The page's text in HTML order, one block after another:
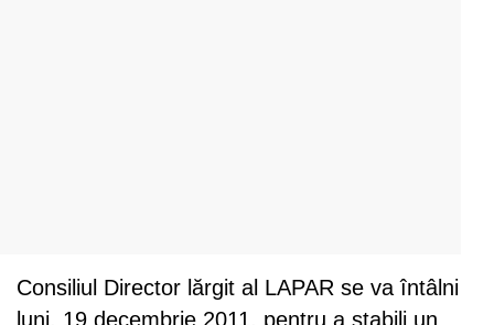
Consiliul Director lărgit al LAPAR se va întâlni
luni, 19 decembrie 2011, pentru a stabili un